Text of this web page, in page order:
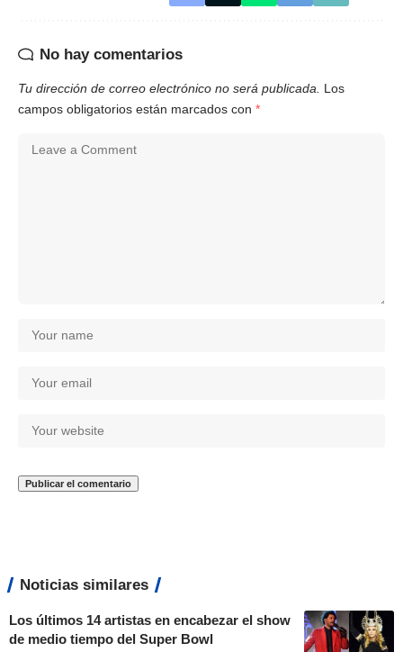
No hay comentarios
Tu dirección de correo electrónico no será publicada.
Los
campos obligatorios están marcados con *
Noticias similares
Los últimos 14 artistas en encabezar el show
de medio tiempo del Super Bowl